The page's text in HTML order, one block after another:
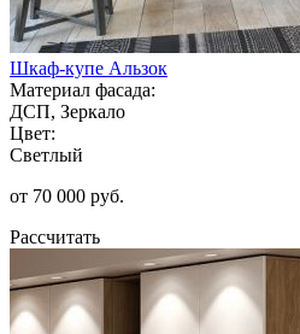
Шкаф-купе Альзок
Материал фасада:
ДСП, Зеркало
Цвет:
Светлый
от 70 000 руб.
Рассчитать